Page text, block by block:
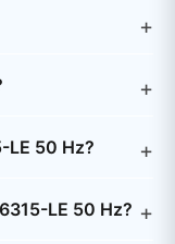
LE 50 Hz?
LE 50 Hz?